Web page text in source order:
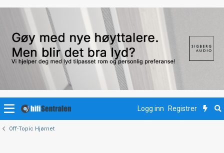
Logg inn Registrer
Off-Topic Hjørnet